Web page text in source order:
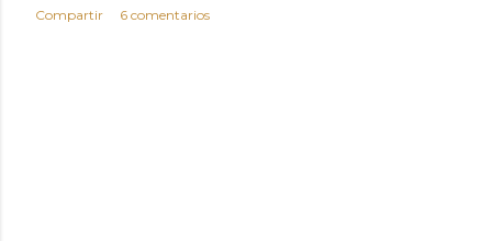
Compartir 6 comentarios